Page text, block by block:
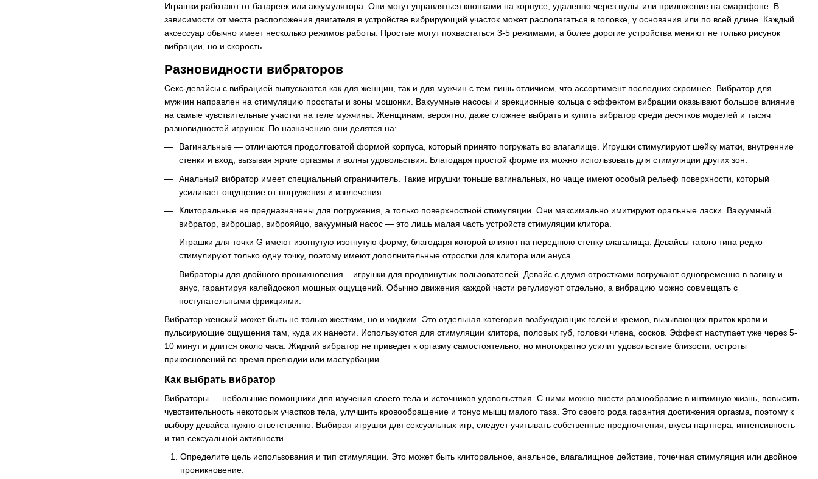
Играшки работают от батареек или аккумулятора. Они могут управляться кнопками на корпусе, удаленно через пульт или приложение на смартфоне. В
зависимости от места расположения двигателя в устройстве вибрирующий участок может располагаться в головке, у основания или по всей длине. Каждый
аксессуар обычно имеет несколько режимов работы. Простые могут похвастаться 3-5 режимами, а более дорогие устройства меняют не только рисунок
вибрации, но и скорость.
Разновидности вибраторов
Секс-девайсы с вибрацией выпускаются как для женщин, так и для мужчин с тем лишь отличием, что ассортимент последних скромнее. Вибратор для
мужчин направлен на стимуляцию простаты и зоны мошонки. Вакуумные насосы и эрекционные кольца с эффектом вибрации оказывают большое влияние
на самые чувствительные участки на теле мужчины. Женщинам, вероятно, даже сложнее выбрать и купить вибратор среди десятков моделей и тысяч
разновидностей игрушек. По назначению они делятся на:
Вагинальные — отличаются продолговатой формой корпуса, который принято погружать во влагалище. Игрушки стимулируют шейку матки, внутренние
стенки и вход, вызывая яркие оргазмы и волны удовольствия. Благодаря простой форме их можно использовать для стимуляции других зон.
Анальный вибратор имеет специальный ограничитель. Такие игрушки тоньше вагинальных, но чаще имеют особый рельеф поверхности, который
усиливает ощущение от погружения и извлечения.
Клиторальные не предназначены для погружения, а только поверхностной стимуляции. Они максимально имитируют оральные ласки. Вакуумный
вибратор, виброшар, виброяйцо, вакуумный насос — это лишь малая часть устройств стимуляции клитора.
Играшки для точки G имеют изогнутую изогнутую форму, благодаря которой влияют на переднюю стенку влагалища. Девайсы такого типа редко
стимулируют только одну точку, поэтому имеют дополнительные отростки для клитора или ануса.
Вибраторы для двойного проникновения – игрушки для продвинутых пользователей. Девайс с двумя отростками погружают одновременно в вагину и
анус, гарантируя калейдоскоп мощных ощущений. Обычно движения каждой части регулируют отдельно, а вибрацию можно совмещать с
поступательными фрикциями.
Вибратор женский может быть не только жестким, но и жидким. Это отдельная категория возбуждающих гелей и кремов, вызывающих приток крови и
пульсирующие ощущения там, куда их нанести. Используются для стимуляции клитора, половых губ, головки члена, сосков. Эффект наступает уже через 5-
10 минут и длится около часа. Жидкий вибратор не приведет к оргазму самостоятельно, но многократно усилит удовольствие близости, остроты
прикосновений во время прелюдии или мастурбации.
Как выбрать вибратор
Вибраторы — небольшие помощники для изучения своего тела и источников удовольствия. С ними можно внести разнообразие в интимную жизнь, повысить
чувствительность некоторых участков тела, улучшить кровообращение и тонус мышц малого таза. Это своего рода гарантия достижения оргазма, поэтому к
выбору девайса нужно ответственно. Выбирая игрушки для сексуальных игр, следует учитывать собственные предпочтения, вкусы партнера, интенсивность
и тип сексуальной активности.
Определите цель использования и тип стимуляции. Это может быть клиторальное, анальное, влагалищное действие, точечная стимуляция или двойное
проникновение.